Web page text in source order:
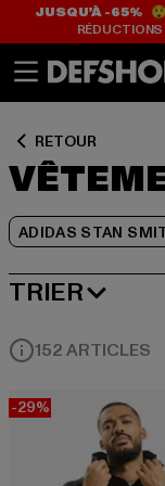
JUSQU’À -65%
RETOUR
ADIDAS STAN
TRIER
152 ARTICLES
-29%